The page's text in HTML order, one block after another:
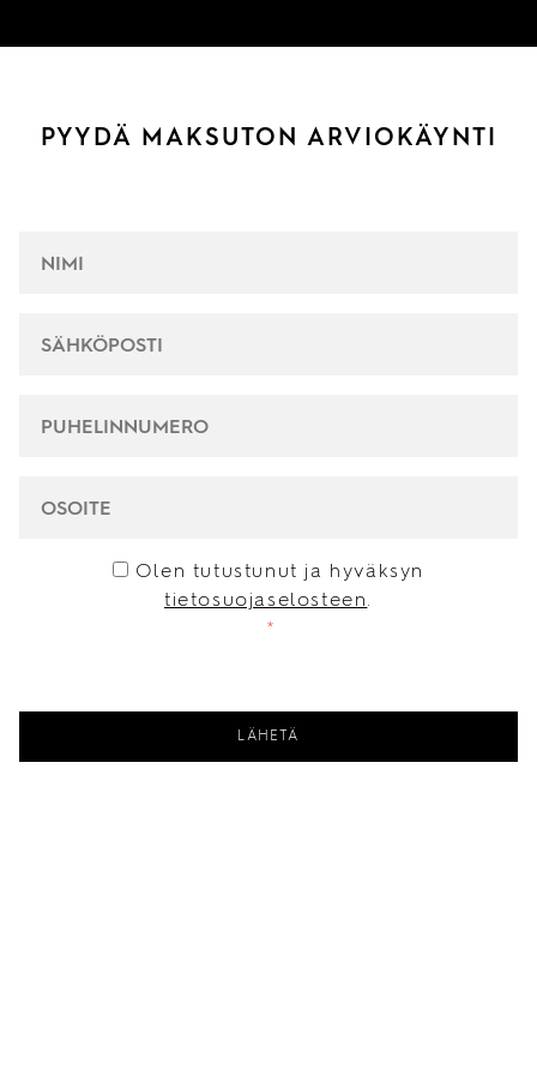
PYYDÄ MAKSUTON ARVIOKÄYNTI
CONSENT *
Olen tutustunut ja hyväksyn
tietosuojaselosteen.
*